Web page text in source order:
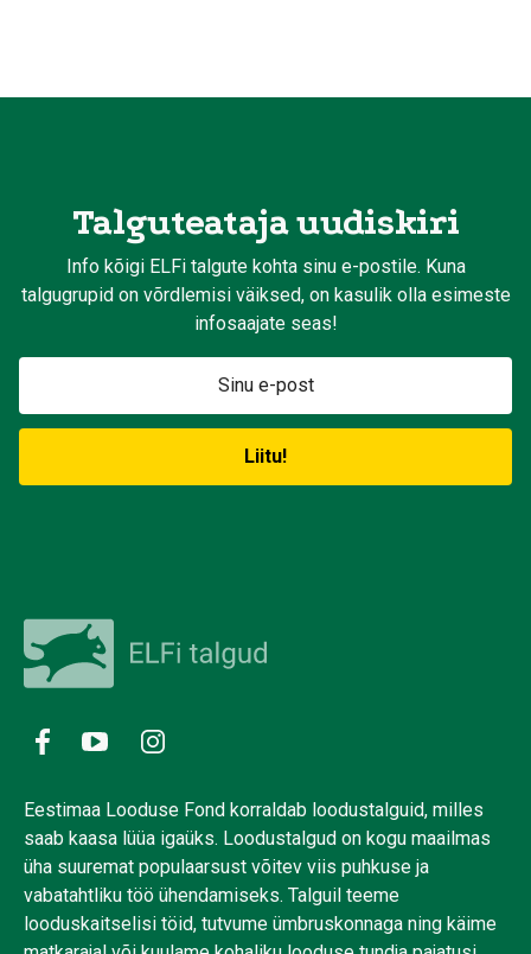
Talguteataja uudiskiri
Info kõigi ELFi talgute kohta sinu e-postile. Kuna
talgugrupid on võrdlemisi väiksed, on kasulik olla esimeste
infosaajate seas!
Eestimaa Looduse Fond korraldab loodustalguid, milles
saab kaasa lüüa igaüks. Loodustalgud on kogu maailmas
üha suuremat populaarsust võitev viis puhkuse ja
vabatahtliku töö ühendamiseks. Talguil teeme
looduskaitselisi töid, tutvume ümbruskonnaga ning käime